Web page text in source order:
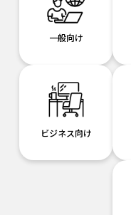
一般向け
ビジネス向け